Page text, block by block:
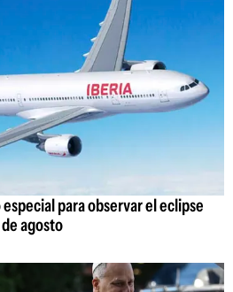
para observar el eclipse
agosto